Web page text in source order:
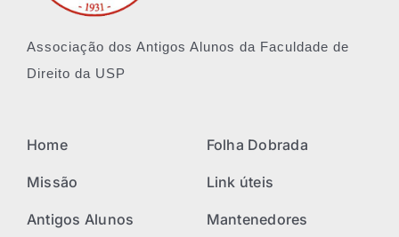
Associação dos Antigos Alunos da Faculdade de
Direito da USP
Home
Missão
Antigos Alunos
Folha Dobrada
Link úteis
Mantenedores